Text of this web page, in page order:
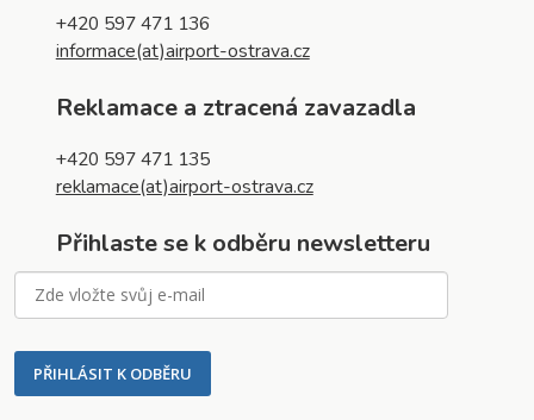
+420 597 471 136
informace(at)airport-ostrava.cz
Reklamace a ztracená zavazadla
+420 597 471 135
reklamace(at)airport-ostrava.cz
Přihlaste se k odběru newsletteru
PŘIHLÁSIT K ODBĚRU